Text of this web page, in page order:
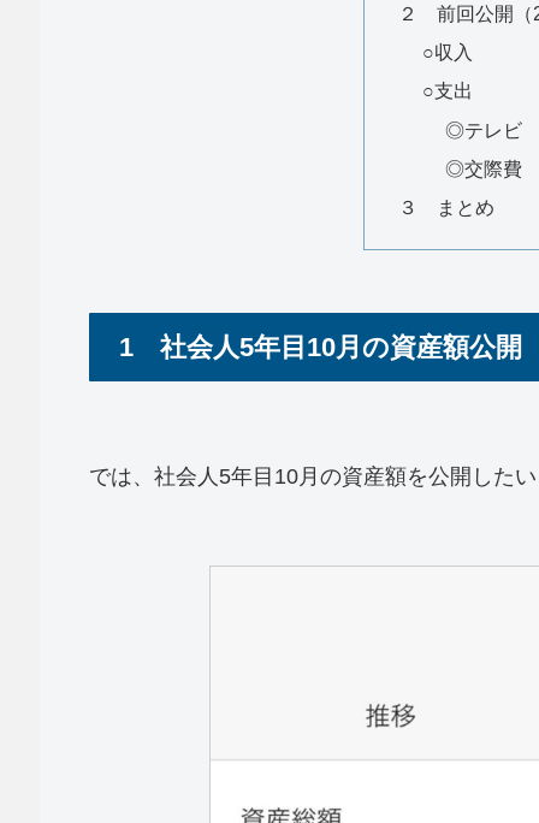
２ 前回公開（
○収入
○支出
◎テレビ
◎交際費
３ まとめ
1 社会人5年目10月の資産額公開
では、社会人5年目10月の資産額を公開した